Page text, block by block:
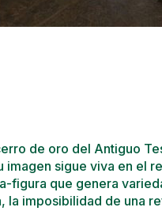
de oro del Antiguo
imagen sigue viva en el
figura que genera
la imposibilidad de una